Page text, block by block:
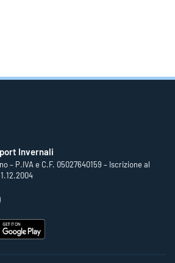
Invernali
– P.IVA e C.F. 05027640159 – Iscrizione al